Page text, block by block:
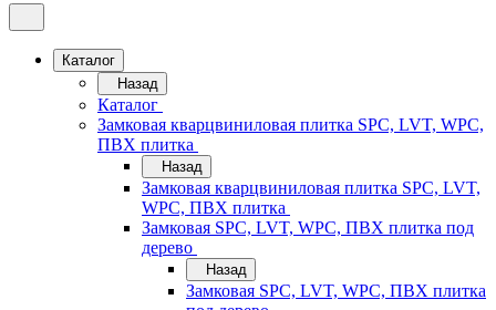
Каталог
Назад
Каталог
Замковая кварцвиниловая плитка SPC, LVT, WPC,
ПВХ плитка
Назад
Замковая кварцвиниловая плитка SPC, LVT,
WPC, ПВХ плитка
Замковая SPC, LVT, WPC, ПВХ плитка под
дерево
Назад
Замковая SPC, LVT, WPC, ПВХ плитка